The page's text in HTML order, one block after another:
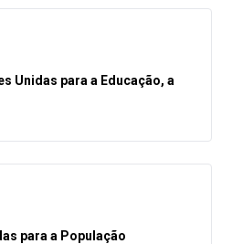
Unidas para a Educação, a
para a População